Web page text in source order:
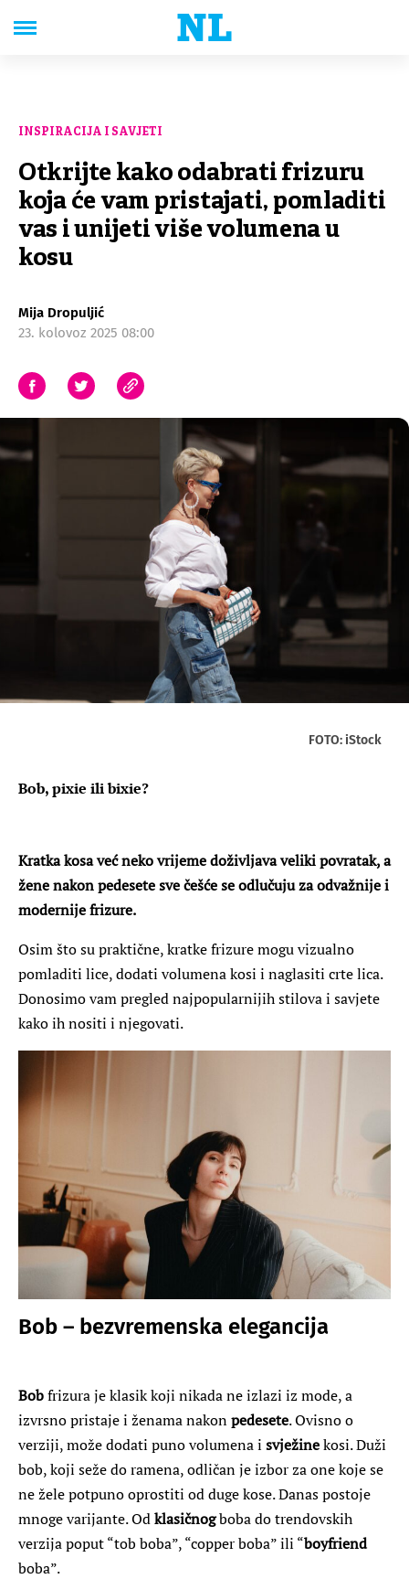
INSPIRACIJA I SAVJETI
Otkrijte kako odabrati frizuru
koja će vam pristajati, pomladiti
vas i unijeti više volumena u
kosu
Mija Dropuljić
23. kolovoz 2025 08:00
FOTO: iStock
Bob, pixie ili bixie?
Kratka kosa već neko vrijeme doživljava veliki povratak, a
žene nakon pedesete sve češće se odlučuju za odvažnije i
modernije frizure.
Osim što su praktične, kratke frizure mogu vizualno
pomladiti lice, dodati volumena kosi i naglasiti crte lica.
Donosimo vam pregled najpopularnijih stilova i savjete
kako ih nositi i njegovati.
Bob – bezvremenska elegancija
Bobfrizura je klasik koji nikada ne izlazi iz mode, a
izvrsno pristaje i ženama nakonpedesete. Ovisno o
verziji, može dodati puno volumena i svježinekosi. Duži
bob, koji seže do ramena, odličan je izbor za one koje se
ne žele potpuno oprostiti od duge kose. Danas postoje
mnoge varijante. Odklasičnogboba do trendovskih
verzija poput “tob boba”, “copper boba” ili “boyfriend
boba”.